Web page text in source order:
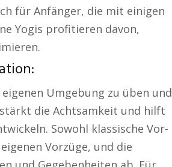
für Anfänger, die mit einigen
Yogis profitieren davon,
Umgebung zu üben und
die Achtsamkeit und hilft
Sowohl klassische Vor-
Vorzüge, und die